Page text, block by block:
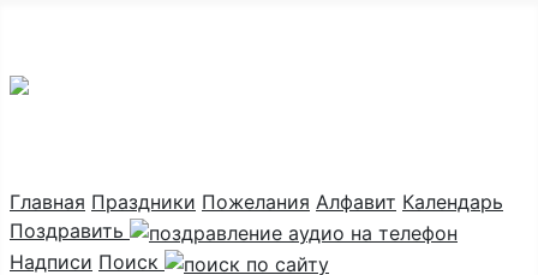
Главная Праздники Пожелания Алфавит Календарь
Поздравить
Надписи Поиск